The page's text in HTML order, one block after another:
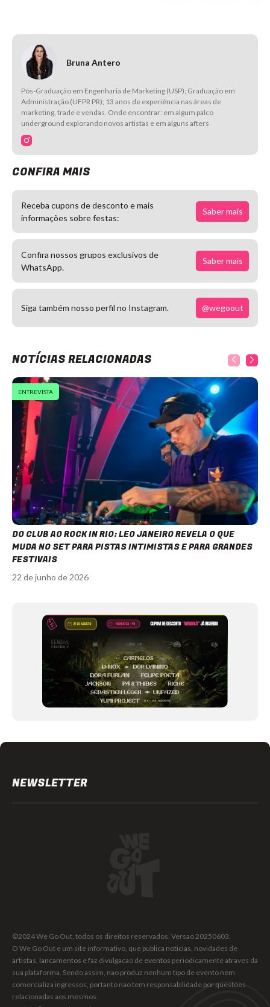
Bruna Antero
Pós-Graduação em Engenharia de Marketing (USP); Graduação em
Administração (UFPR PR); 13 anos de experiência nas áreas de
marketing, trade e vendas. Onde encontrar: em algum palco
underground explorando novos artistas e em alguns afters
CONFIRA MAIS
Receba cupons de desconto e mais
informações sobre festas:
Saber mais
Confira nossos grupos exclusivos de
WhatsApp.
Saber mais
Siga também nosso perfil no Instagram. @wegoout
NOTÍCIAS RELACIONADAS
ENTREVISTA
DO CLUB AO ROCK IN RIO: LEO JANEIRO REVELA O QUE
MUDA NO SET PARA PISTAS INTIMISTAS E PARA GRANDES
FESTIVAIS
22 de junho de 2026
NEWSLETTER
©2024 We Go Out, todos os direitos reservados. Versao 20250603.
O We Go Out e um site informativo, que publica noticias , novidades de
artistas lancamentos e faz divulgacao de eventos periodicamente atraves da
sua plataforma. Sendo assim, nao produz nenhum tipo de evento nem
comercializa ingressos, portanto nao tem responsabilidade por questoes
relacionadas aos mesmos.